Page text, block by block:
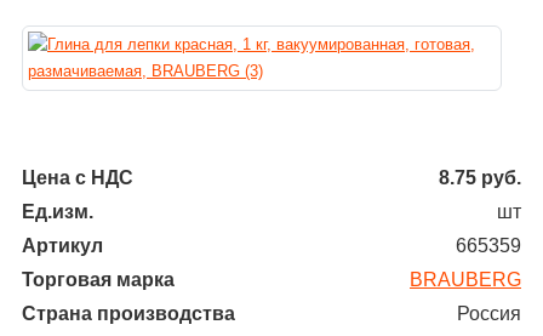
Цена с НДС 8.75 руб.
Ед.изм.
шт
Артикул
665359
Торговая марка
BRAUBERG
Страна производства
Россия